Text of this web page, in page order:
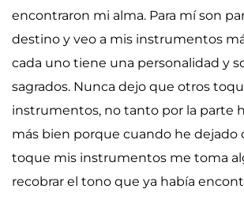
encontraron mi alma. Para mí son
destino y veo a mis instrumentos
cada uno tiene una personalidad y
sagrados. Nunca dejo que otros
instrumentos, no tanto por la parte
más bien porque cuando he dejado
toque mis instrumentos me toma
recobrar el tono que ya había